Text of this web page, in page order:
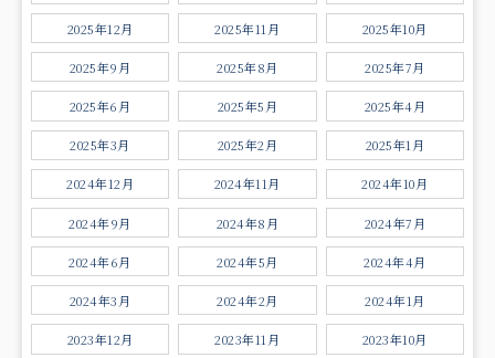
2025年12月 2025年11月 2025年10月
2025年9月 2025年8月 2025年7月
2025年6月 2025年5月 2025年4月
2025年3月 2025年2月 2025年1月
2024年12月 2024年11月 2024年10月
2024年9月 2024年8月 2024年7月
2024年6月 2024年5月 2024年4月
2024年3月 2024年2月 2024年1月
2023年12月 2023年11月 2023年10月